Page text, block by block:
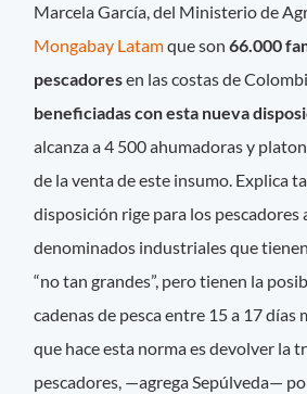
Marcela García, del Ministerio de
Mongabay Latamque son66.000
pescadoresen las costas de
beneficiadas con esta nueva
alcanza a 4 500 ahumadoras y
de la venta de este insumo. Explica
disposición rige para los pescadores
denominados industriales que
“no tan grandes”, pero tienen la
cadenas de pesca entre 15 a 17 días
que hace esta norma es devolver la
pescadores, —agrega Sepúlveda—